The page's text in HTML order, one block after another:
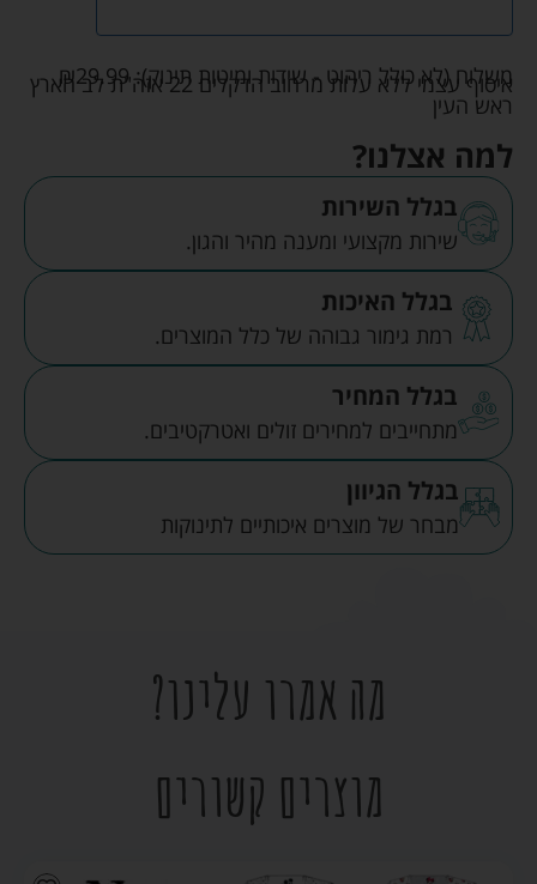
משלוח (לא כולל ריהוט - שידות ומיטות תינוק): ₪29.99
איסוף עצמי ללא עלות מרחוב הדקלים 22 אזה"ת לב הארץ
ראש העין
למה אצלנו?
בגלל השירות
שירות מקצועי ומענה מהיר והגון.
בגלל האיכות
רמת גימור גבוהה של כלל המוצרים.
בגלל המחיר
מתחייבים למחירים זולים ואטרקטיבים.
בגלל הגיוון
מבחר של מוצרים איכותיים לתינוקות
מה אמרו עלינו?
מוצרים קשורים